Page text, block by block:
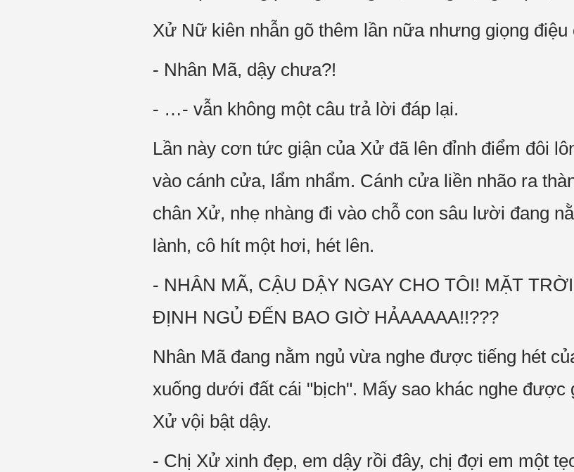
Xử Nữ kiên nhẫn gõ thêm lần nữa nhưng giọng điệu
- Nhân Mã, dậy chưa?!
- …- vẫn không một câu trả lời đáp lại.
Lần này cơn tức giận của Xử đã lên đỉnh điểm đôi
vào cánh cửa, lẩm nhẩm. Cánh cửa liền nhão ra
chân Xử, nhẹ nhàng đi vào chỗ con sâu lười đang
lành, cô hít một hơi, hét lên.
- NHÂN MÃ, CẬU DẬY NGAY CHO TÔI! MẶT
ĐỊNH NGỦ ĐẾN BAO GIỜ HẢAAAAA!!???
Nhân Mã đang nằm ngủ vừa nghe được tiếng hét
xuống dưới đất cái "bịch". Mấy sao khác nghe được
Xử vội bật dậy.
- Chị Xử xinh đẹp, em dậy rồi đây, chị đợi em một